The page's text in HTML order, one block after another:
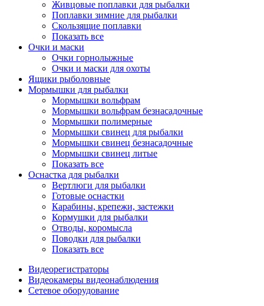
Живцовые поплавки для рыбалки
Поплавки зимние для рыбалки
Скользящие поплавки
Показать все
Очки и маски
Очки горнолыжные
Очки и маски для охоты
Ящики рыболовные
Мормышки для рыбалки
Мормышки вольфрам
Мормышки вольфрам безнасадочные
Мормышки полимерные
Мормышки свинец для рыбалки
Мормышки свинец безнасадочные
Мормышки свинец литые
Показать все
Оснастка для рыбалки
Вертлюги для рыбалки
Готовые оснастки
Карабины, крепежи, застежки
Кормушки для рыбалки
Отводы, коромысла
Поводки для рыбалки
Показать все
Видеорегистраторы
Видеокамеры видеонаблюдения
Сетевое оборудование